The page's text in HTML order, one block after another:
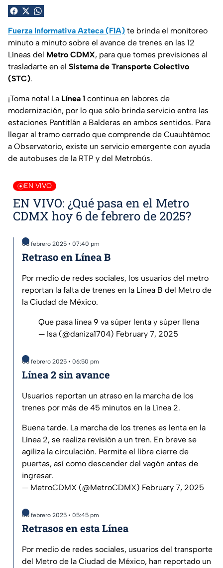
Fuerza Informativa Azteca (FIA) te brinda el monitoreo
minuto a minuto sobre el avance de trenes en las 12
Líneas del Metro CDMX, para que tomes previsiones al
trasladarte en el Sistema de Transporte Colectivo
(STC).
¡Toma nota! La Línea 1 continua en labores de
modernización, por lo que sólo brinda servicio entre las
estaciones Pantitlán a Balderas en ambos sentidos. Para
llegar al tramo cerrado que comprende de Cuauhtémoc
a Observatorio, existe un servicio emergente con ayuda
de autobuses de la RTP y del Metrobús.
EN VIVO
EN VIVO: ¿Qué pasa en el Metro
CDMX hoy 6 de febrero de 2025?
06 febrero 2025 • 07:40 pm
Retraso en Línea B
Por medio de redes sociales, los usuarios del metro
reportan la falta de trenes en la Línea B del Metro de
la Ciudad de México.
Que pasa línea 9 va súper lenta y súper llena
— Isa (@daniza1704) February 7, 2025
06 febrero 2025 • 06:50 pm
Línea 2 sin avance
Usuarios reportan un atraso en la marcha de los
trenes por más de 45 minutos en la Línea 2.
Buena tarde. La marcha de los trenes es lenta en la
Línea 2, se realiza revisión a un tren. En breve se
agiliza la circulación. Permite el libre cierre de
puertas, así como descender del vagón antes de
ingresar.
— MetroCDMX (@MetroCDMX) February 7, 2025
06 febrero 2025 • 05:45 pm
Retrasos en esta Línea
Por medio de redes sociales, usuarios del transporte
del Metro de la Ciudad de México, han reportado un